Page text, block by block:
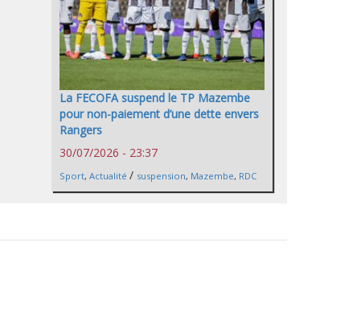
La FECOFA suspend le TP Mazembe
pour non-paiement d’une dette envers
Rangers
30/07/2026 - 23:37
Sport, Actualité / suspension, Mazembe, RDC